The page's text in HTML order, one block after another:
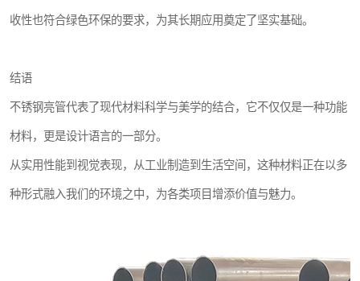
收性也符合绿色环保的要求，为其长期应用奠定了坚实基础。
结语
不锈钢亮管代表了现代材料科学与美学的结合，它不仅仅是一种功能
材料，更是设计语言的一部分。
从实用性能到视觉表现，从工业制造到生活空间，这种材料正在以多
种形式融入我们的环境之中，为各类项目增添价值与魅力。